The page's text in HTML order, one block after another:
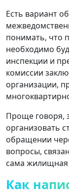
Есть вариант
понимать, что
необходимо
инспекции и
комиссии
организации,
Проще говоря,
организовать
обращении
вопросы,
сама жилищная
Как